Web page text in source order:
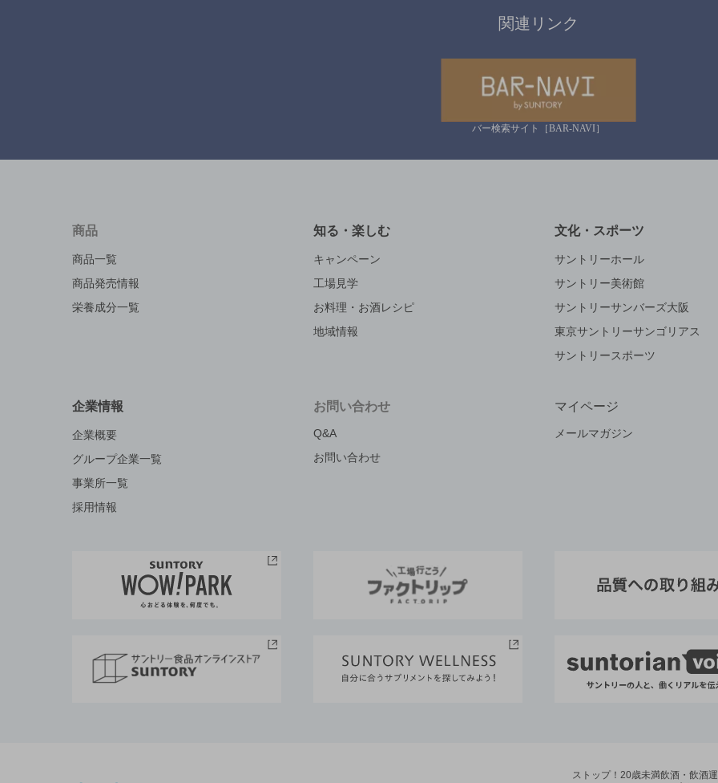
関連リンク
バー検索サイト［BAR-NAVI］
商品
商品一覧
商品発売情報
栄養成分一覧
知る・楽しむ
キャンペーン
工場見学
お料理・お酒レシピ
地域情報
文化・スポーツ
サントリーホール
サントリー美術館
サントリーサンバーズ大阪
東京サントリーサンゴリアス
サントリースポーツ
企業情報
企業概要
グループ企業一覧
事業所一覧
採用情報
お問い合わせ
Q&A
お問い合わせ
マイページ
メールマガジン
ストップ！20歳未満飲酒・飲酒運